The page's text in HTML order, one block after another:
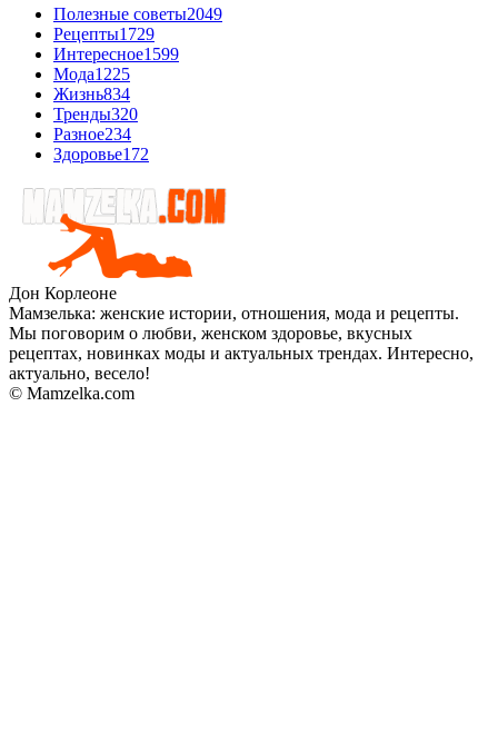
Полезные советы2049
Рецепты1729
Интересное1599
Мода1225
Жизнь834
Тренды320
Разное234
Здоровье172
Дон Корлеоне
Мамзелька: женские истории, отношения, мода и рецепты.
Мы поговорим о любви, женском здоровье, вкусных
рецептах, новинках моды и актуальных трендах. Интересно,
актуально, весело!
© Mamzelka.com